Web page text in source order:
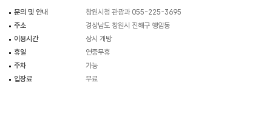
문의 및 안내
창원시청 관광과 055-225-3695
주소
경상남도 창원시 진해구 행암동
이용시간
상시 개방
휴일
연중무휴
주차
가능
입장료
무료